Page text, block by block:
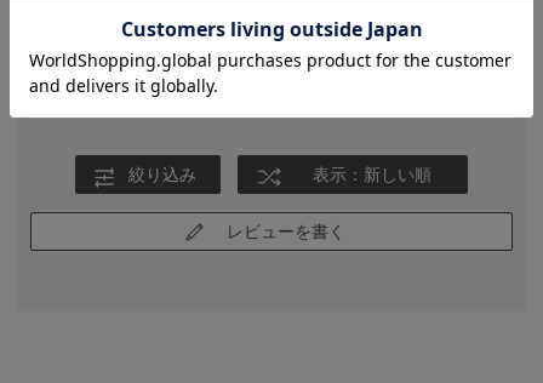
場にあった組み合わせで出席できるので◎
ったです。
絞り込み 表示：新しい順
レビューを書く